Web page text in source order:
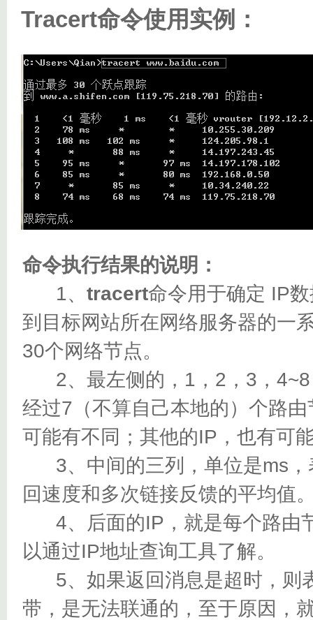
Tracert命令使用实例：
命令执行结果的说明：
1、 tracert命令用于确定 IP
到目标网站所在网络服务器的一
30个网络节点。
2、最左侧的，1，2，3，4~8
经过7（不算自己本地的）个路
可能有不同；其他的IP，也有可
3、中间的三列，单位是ms，
回速度和多次链接反馈的平均值
4、后面的IP，就是每个路由
以通过IP地址查询工具了解。
5、如果返回消息是超时，则
带，是无法联通的，至于原因，